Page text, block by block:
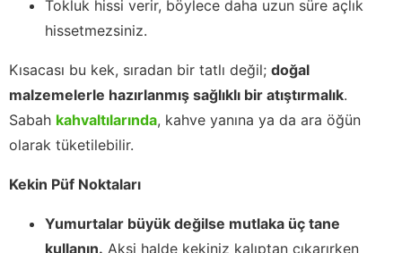
Tokluk hissi verir, böylece daha uzun süre açlık
hissetmezsiniz.
Kısacası bu kek, sıradan bir tatlı değil; doğal
malzemelerle hazırlanmış sağlıklı bir atıştırmalık.
Sabah kahvaltılarında, kahve yanına ya da ara öğün
olarak tüketilebilir.
Kekin Püf Noktaları
Yumurtalar büyük değilse mutlaka üç tane
kullanın. Aksi halde kekiniz kalıptan çıkarırken